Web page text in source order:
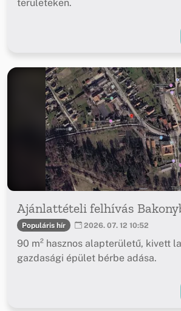
területeken.
Ajánlattételi felhívás
Populáris hír 2026. 07. 12 10:52
90 m² hasznos alapterületű, kivett
gazdasági épület bérbe adása.